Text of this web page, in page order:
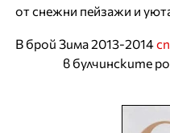
от снежни пейзажи и
В брой Зима 2013-2014
в булчинските